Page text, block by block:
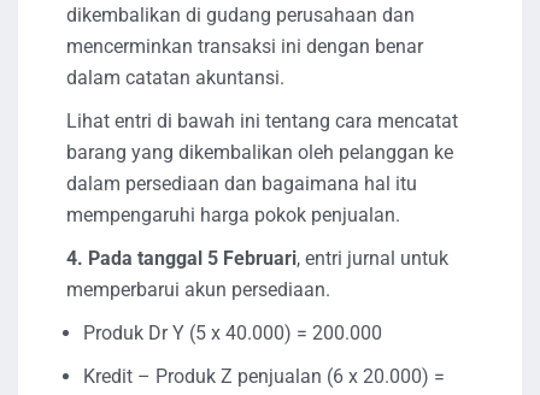
dikembalikan di gudang perusahaan dan
mencerminkan transaksi ini dengan benar
dalam catatan akuntansi.
Lihat entri di bawah ini tentang cara mencatat
barang yang dikembalikan oleh pelanggan ke
dalam persediaan dan bagaimana hal itu
mempengaruhi harga pokok penjualan.
4. Pada tanggal 5 Februari, entri jurnal untuk
memperbarui akun persediaan.
Produk Dr Y (5 x 40.000) = 200.000
Kredit – Produk Z penjualan (6 x 20.000) =